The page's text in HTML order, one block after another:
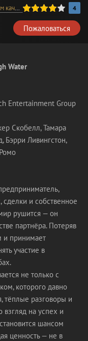
5 4
Пожаловаться
Water
Entertainment Group
Скобелл, Тамара
Бэрри Ливингстон,
сделки и собственное
рушится — он
партнёра. Потеряв
и принимает
участие в
не только с
которого давно
тёплые разговоры и
на успех и
шансом
ценность — не в